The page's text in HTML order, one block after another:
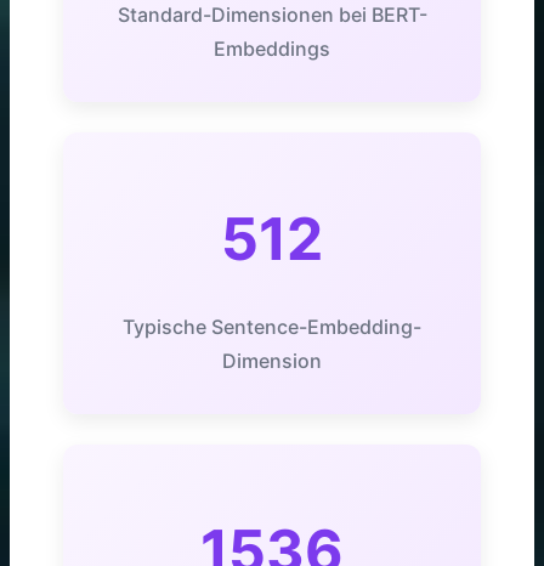
Standard-Dimensionen bei BERT-
Embeddings
512
Typische Sentence-Embedding-
Dimension
1536